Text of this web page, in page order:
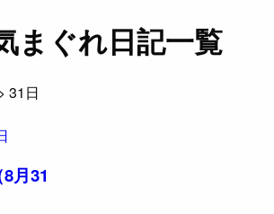
まぐれ日記一覧
31日
月31